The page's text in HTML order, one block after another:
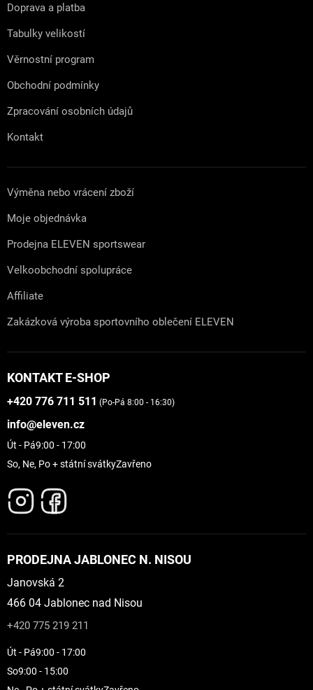
Doprava a platba
Tabulky velikostí
Věrnostní program
Obchodní podmínky
Zpracování osobních údajů
Kontakt
Výměna nebo vrácení zboží
Moje objednávka
Prodejna ELEVEN sportswear
Velkoobchodní spolupráce
Affiliate
Zakázková výroba sportovního oblečení ELEVEN
KONTAKT E-SHOP
+420 776 711 511 (Po-Pá 8:00 - 16:30)
info@eleven.cz
Út - Pá9:00 - 17:00
So, Ne, Po + státní svátkyZavřeno
PRODEJNA JABLONEC N. NISOU
Janovská 2
466 04 Jablonec nad Nisou
+420 775 219 211
Út - Pá9:00 - 17:00
So9:00 - 15:00